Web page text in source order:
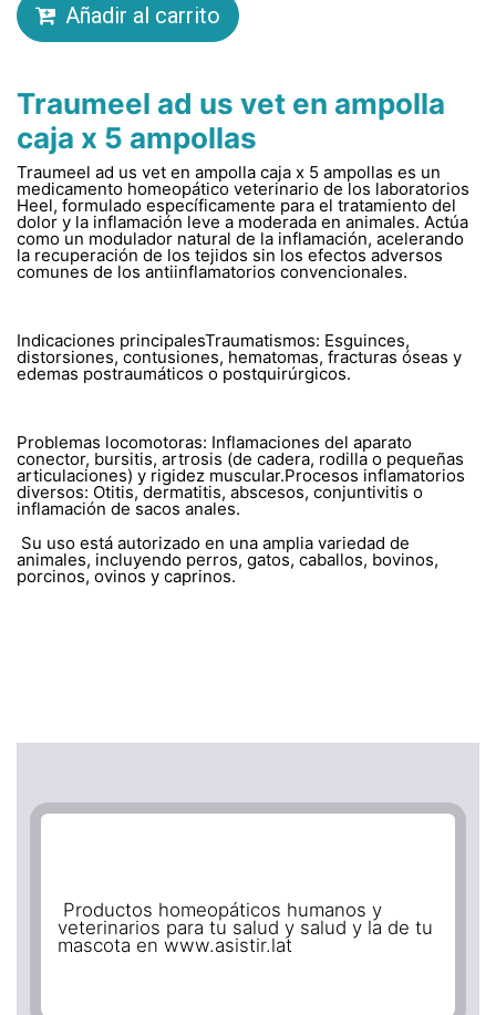
Añadir al carrito
Traumeel ad us vet en ampolla
caja x 5 ampollas
Traumeel ad us vet en ampolla caja x 5 ampollas es un
medicamento homeopático veterinario de los laboratorios
Heel, formulado específicamente para el tratamiento del
dolor y la inflamación leve a moderada en animales. Actúa
como un modulador natural de la inflamación, acelerando
la recuperación de los tejidos sin los efectos adversos
comunes de los antiinflamatorios convencionales.
Indicaciones principalesTraumatismos: Esguinces,
distorsiones, contusiones, hematomas, fracturas óseas y
edemas postraumáticos o postquirúrgicos.
Problemas locomotoras: Inflamaciones del aparato
conector, bursitis, artrosis (de cadera, rodilla o pequeñas
articulaciones) y rigidez muscular.Procesos inflamatorios
diversos: Otitis, dermatitis, abscesos, conjuntivitis o
inflamación de sacos anales.
Su uso está autorizado en una amplia variedad de
animales, incluyendo perros, gatos, caballos, bovinos,
porcinos, ovinos y caprinos.
Productos homeopáticos humanos y
veterinarios para tu salud y salud y la de tu
mascota en www.asistir.lat